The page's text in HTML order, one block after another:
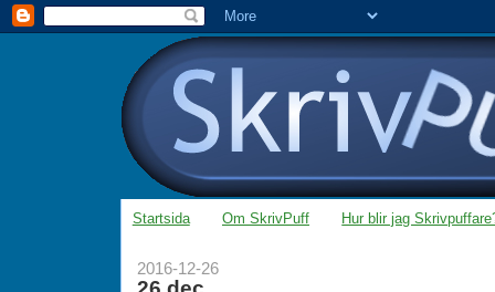
Startsida Om SkrivPuff Hur blir jag
2016-12-26